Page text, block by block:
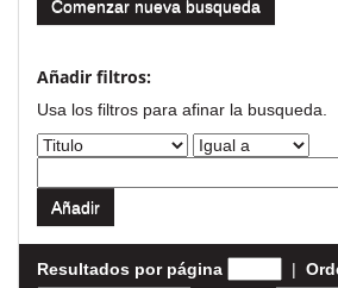
Comenzar nueva busqueda
Añadir filtros:
Usa los filtros para afinar la busqueda.
Resultados por página |